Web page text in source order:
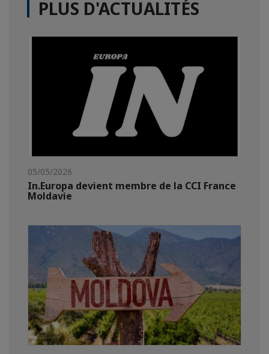
PLUS D'ACTUALITÉS
05/05/2026
In.Europa devient membre de la CCI France
Moldavie